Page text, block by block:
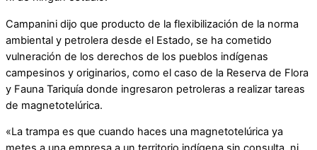
Campanini dijo que producto de la flexibilización de la norma
ambiental y petrolera desde el Estado, se ha cometido
vulneración de los derechos de los pueblos indígenas
campesinos y originarios, como el caso de la Reserva de Flora
y Fauna Tariquía donde ingresaron petroleras a realizar tareas
de magnetotelúrica.
«La trampa es que cuando haces una magnetotelúrica ya